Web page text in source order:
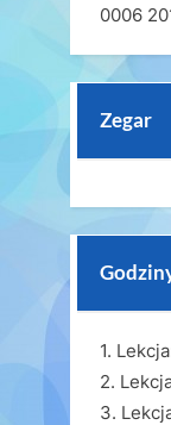
0006
Zegar
1.
2.
3.